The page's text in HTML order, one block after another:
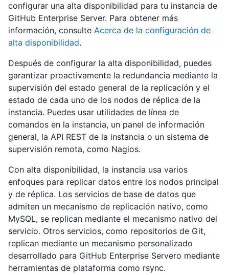
configurar una alta disponibilidad para tu instancia de
GitHub Enterprise Server. Para obtener más
información, consulte Acerca de la configuración de
alta disponibilidad.
Después de configurar la alta disponibilidad, puedes
garantizar proactivamente la redundancia mediante la
supervisión del estado general de la replicación y el
estado de cada uno de los nodos de réplica de la
instancia. Puedes usar utilidades de línea de
comandos en la instancia, un panel de información
general, la API REST de la instancia o un sistema de
supervisión remota, como Nagios.
Con alta disponibilidad, la instancia usa varios
enfoques para replicar datos entre los nodos principal
y de réplica. Los servicios de base de datos que
admiten un mecanismo de replicación nativo, como
MySQL, se replican mediante el mecanismo nativo del
servicio. Otros servicios, como repositorios de Git,
replican mediante un mecanismo personalizado
desarrollado para GitHub Enterprise Servero mediante
herramientas de plataforma como rsync.